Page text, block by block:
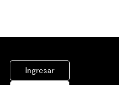
Ingresar